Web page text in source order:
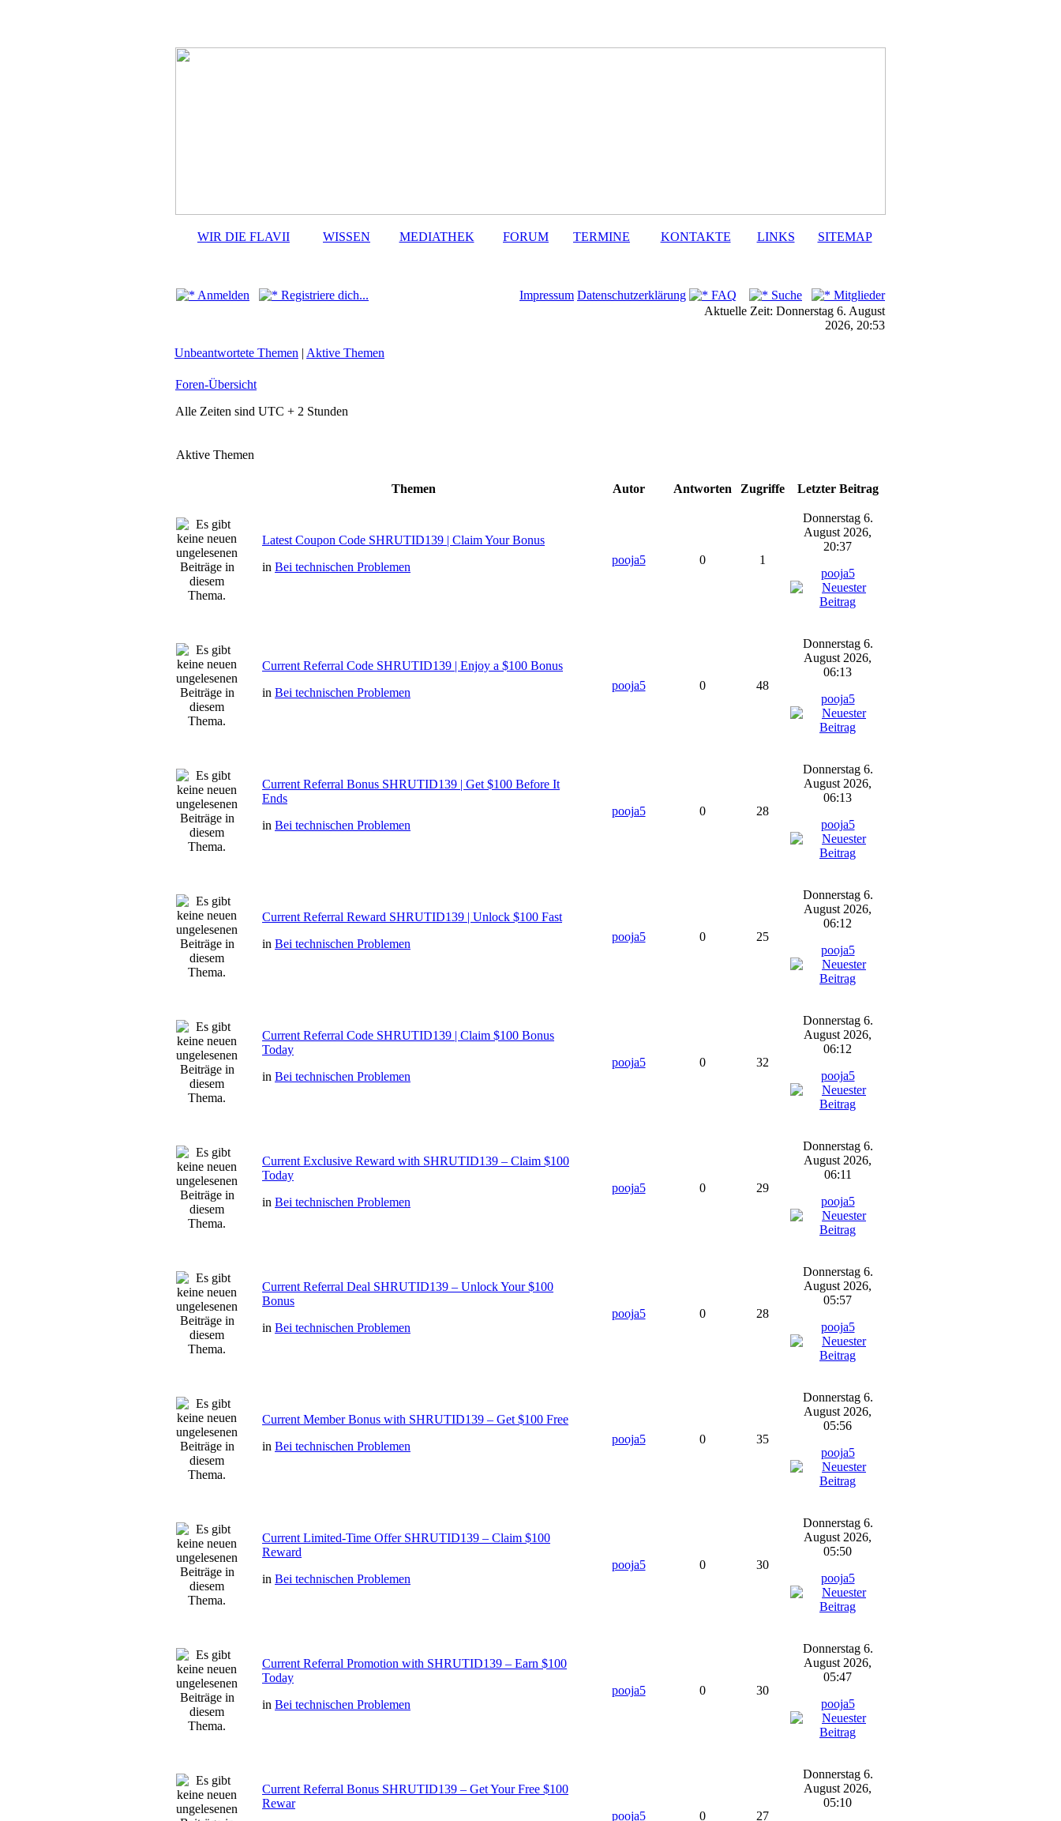
WIR DIE FLAVII WISSEN MEDIATHEK FORUM TERMINE KONTAKTE LINKS SITEMAP
Anmelden Registriere dich... Impressum Datenschutzerklärung FAQ Suche
Mitglieder
Aktuelle Zeit: Donnerstag 6. August
2026, 20:53
Unbeantwortete Themen | Aktive Themen
Foren-Übersicht
Alle Zeiten sind UTC + 2 Stunden
Aktive Themen
Themen Autor Antworten Zugriffe Letzter Beitrag
Latest Coupon Code SHRUTID139 | Claim Your Bonus
in Bei technischen Problemen
pooja5 0 1
Donnerstag 6.
August 2026,
20:37
pooja5
Current Referral Code SHRUTID139 | Enjoy a $100 Bonus
in Bei technischen Problemen
pooja5 0 48
Donnerstag 6.
August 2026,
06:13
pooja5
Current Referral Bonus SHRUTID139 | Get $100 Before It
Ends
in Bei technischen Problemen
pooja5 0 28
Donnerstag 6.
August 2026,
06:13
pooja5
Current Referral Reward SHRUTID139 | Unlock $100 Fast
in Bei technischen Problemen
pooja5 0 25
Donnerstag 6.
August 2026,
06:12
pooja5
Current Referral Code SHRUTID139 | Claim $100 Bonus
Today
in Bei technischen Problemen
pooja5 0 32
Donnerstag 6.
August 2026,
06:12
pooja5
Current Exclusive Reward with SHRUTID139 – Claim $100
Today
in Bei technischen Problemen
pooja5 0 29
Donnerstag 6.
August 2026,
06:11
pooja5
Current Referral Deal SHRUTID139 – Unlock Your $100
Bonus
in Bei technischen Problemen
pooja5 0 28
Donnerstag 6.
August 2026,
05:57
pooja5
Current Member Bonus with SHRUTID139 – Get $100 Free
in Bei technischen Problemen
pooja5 0 35
Donnerstag 6.
August 2026,
05:56
pooja5
Current Limited-Time Offer SHRUTID139 – Claim $100
Reward
in Bei technischen Problemen
pooja5 0 30
Donnerstag 6.
August 2026,
05:50
pooja5
Current Referral Promotion with SHRUTID139 – Earn $100
Today
in Bei technischen Problemen
pooja5 0 30
Donnerstag 6.
August 2026,
05:47
pooja5
Current Referral Bonus SHRUTID139 – Get Your Free $100
Rewar
pooja5 0 27
Donnerstag 6.
August 2026,
05:10